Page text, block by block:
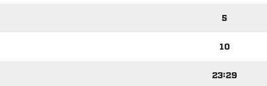
5
10
23:29